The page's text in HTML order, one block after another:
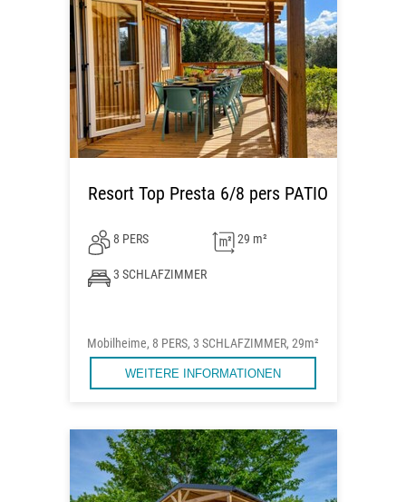
Resort Top Presta 6/8 pers PATIO
8 PERS 29 m²
3 SCHLAFZIMMER
Mobilheime, 8 PERS, 3 SCHLAFZIMMER, 29m²
WEITERE INFORMATIONEN